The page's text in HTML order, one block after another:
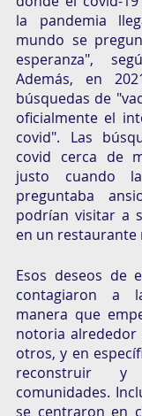
la pandemia
mundo se
esperanza",
Además, en
búsquedas de
oficialmente el
covid". Las
covid cerca de
justo cuando
preguntaba
podrían visitar a
en un restaurante
Esos deseos de
contagiaron a
manera que
notoria alrededor
otros, y en
reconstruir y
comunidades.
se centraron en